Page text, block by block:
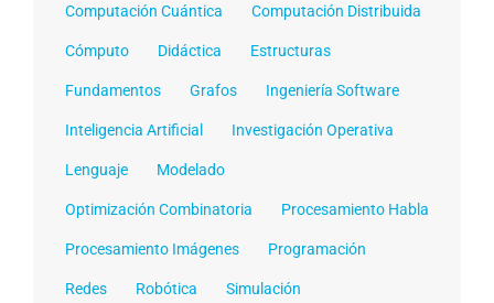
Computación Cuántica Computación Distribuida
Cómputo Didáctica Estructuras
Fundamentos Grafos Ingeniería Software
Inteligencia Artificial Investigación Operativa
Lenguaje Modelado
Optimización Combinatoria Procesamiento Habla
Procesamiento Imágenes Programación
Redes Robótica Simulación